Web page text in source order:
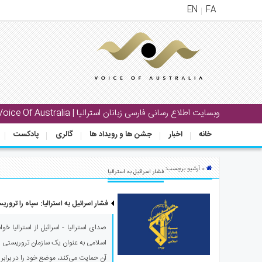
FA
EN
وبسایت اطلاع رسانی فارسی زبانان استرالیا | Voice Of Australia
خانه اخبار جشن ها و رویداد ها گالری پادکست
منوی
اصلی
خانه
جشن
و
» آرشیو برچسب:فشار اسرائیل به استرالیا
فشار اسرائیل به استرالیا: سپاه را
صدای استرالیا - اسرائیل از استرالیا
اسلامی به عنوان یک سازمان تروریستی
آن حمایت می‌کند، موضع خود را در